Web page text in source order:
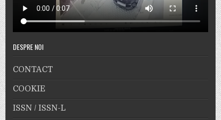
DESPRE NOI
CONTACT
COOKIE
ISSN / ISSN-L